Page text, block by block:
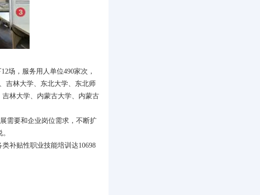
场，服务用人单位490家次，
吉林大学、东北大学、东北师
林大学、内蒙古大学、内蒙古
需要和企业岗位需求，不断扩
补贴性职业技能培训达10698